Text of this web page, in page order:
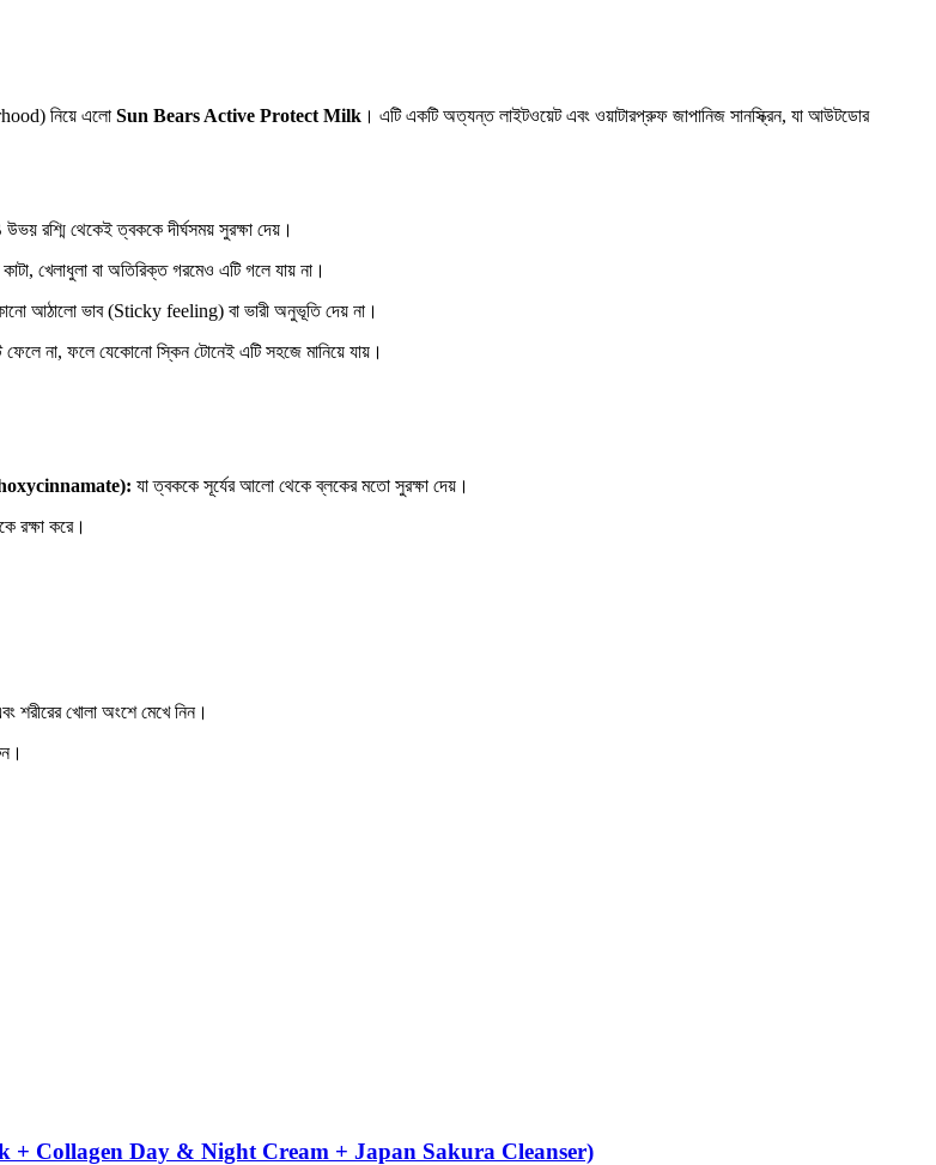
নিয়ে এলো Sun Bears Active Protect Milk । এটি একটি অত্যন্ত লাইটওয়েট এবং ওয়াটারপ্রুফ জাপানিজ সানস্ক্রিন, যা আউটডোর
রশ্মি থেকেই ত্বককে দীর্ঘসময় সুরক্ষা দেয়।
খেলাধুলা বা অতিরিক্ত গরমেও এটি গলে যায় না।
আঠালো ভাব (Sticky feeling) বা ভারী অনুভূতি দেয় না।
ফেলে না, ফলে যেকোনো স্কিন টোনেই এটি সহজে মানিয়ে যায়।
যা ত্বককে সূর্যের আলো থেকে ব্লকের মতো সুরক্ষা দেয়।
রক্ষা করে।
শরীরের খোলা অংশে মেখে নিন।
+ Collagen Day & Night Cream + Japan Sakura Cleanser)